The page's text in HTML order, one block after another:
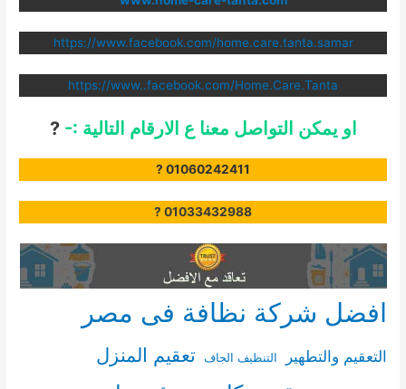
https://www.facebook.com/home.care.tanta.samar
https://www..facebook.com/Home.Care.Tanta
او يمكن التواصل معنا ع الارقام التالية :-?
? 01060242411
? 01033432988
افضل شركة نظافة فى مصر
التعقيم والتطهير التنظيف الجاف تعقيم المنزل